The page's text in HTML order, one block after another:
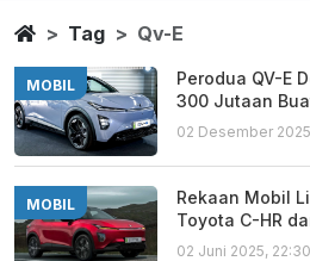
Qv E
Berita Terbaru
HomeTag Qv-E
MOBIL
Perodua QV-E
300 Jutaan
02 Desember
MOBIL
Rekaan Mobil
Toyota C-HR
02 Juni 2025,